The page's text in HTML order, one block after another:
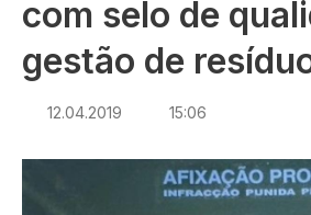
com selo de
gestão de
12.04.2019 15:06